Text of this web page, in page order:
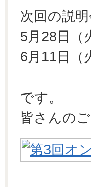
次回の説
5月28日
6月11日
です。
皆さんの